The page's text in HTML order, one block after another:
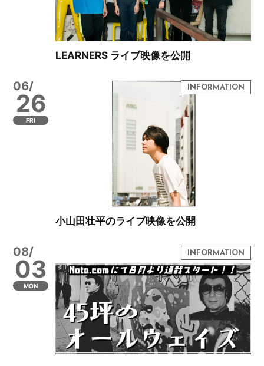
LEARNERS ライブ映像を公開
06/
26
FRI
小山田壮平のライブ映像を公開
08/
03
MON